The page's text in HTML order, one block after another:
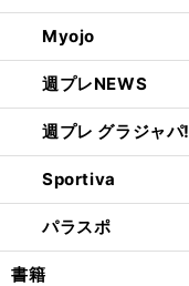
Myojo
週プレNEWS
週プレ グラジャパ!
Sportiva
パラスポ
書籍